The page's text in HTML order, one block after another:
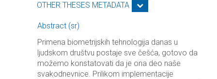
OTHER THESES METADATA
Abstract (sr)
Primena biometrijskih tehnologija danas u
ljudskom društvu postaje sve češća, gotovo da
možemo konstatovati da je ona deo naše
svakodnevnice. Prilikom implementacije